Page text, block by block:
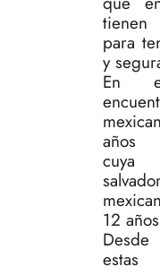
para
y
En
años
12
Desde